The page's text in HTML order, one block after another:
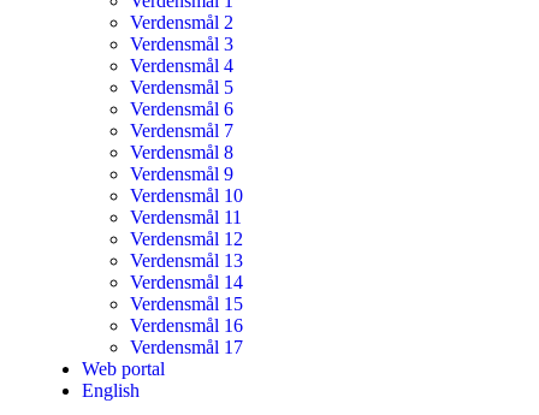
Verdensmål 2
Verdensmål 3
Verdensmål 4
Verdensmål 5
Verdensmål 6
Verdensmål 7
Verdensmål 8
Verdensmål 9
Verdensmål 10
Verdensmål 11
Verdensmål 12
Verdensmål 13
Verdensmål 14
Verdensmål 15
Verdensmål 16
Verdensmål 17
Web portal
English